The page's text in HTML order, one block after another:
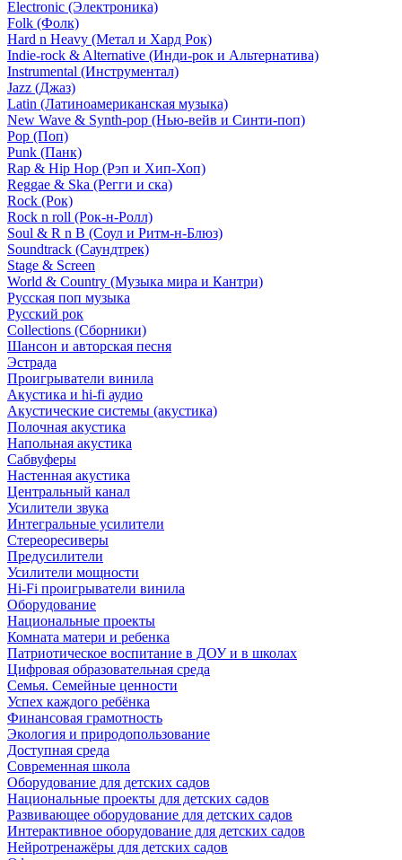
Electronic (Электроника)
Folk (Фолк)
Hard n Heavy (Метал и Хард Рок)
Indie-rock & Alternative (Инди-рок и Альтернатива)
Instrumental (Инструментал)
Jazz (Джаз)
Latin (Латиноамериканская музыка)
New Wave & Synth-pop (Нью-вейв и Синти-поп)
Pop (Поп)
Punk (Панк)
Rap & Hip Hop (Рэп и Хип-Хоп)
Reggae & Ska (Регги и ска)
Rock (Рок)
Rock n roll (Рок-н-Ролл)
Soul & R n B (Соул и Ритм-н-Блюз)
Soundtrack (Саундтрек)
Stage & Screen
World & Country (Музыка мира и Кантри)
Русская поп музыка
Русский рок
Сollections (Сборники)
Шансон и авторская песня
Эстрада
Проигрыватели винила
Акустика и hi-fi аудио
Акустические системы (акустика)
Полочная акустика
Напольная акустика
Сабвуферы
Настенная акустика
Центральный канал
Усилители звука
Интегральные усилители
Стереоресиверы
Предусилители
Усилители мощности
Hi-Fi проигрыватели винила
Оборудование
Национальные проекты
Комната матери и ребенка
Патриотическое воспитание в ДОУ и в школах
Цифровая образовательная среда
Семья. Семейные ценности
Успех каждого ребёнка
Финансовая грамотность
Экология и природопользование
Доступная среда
Современная школа
Оборудование для детских садов
Национальные проекты для детских садов
Развивающее оборудование для детских садов
Интерактивное оборудование для детских садов
Нейротренажёры для детских садов